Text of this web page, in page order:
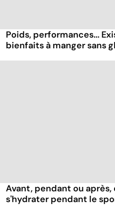
Poids, performances...
bienfaits à manger sans
Avant, pendant ou
s'hydrater pendant le